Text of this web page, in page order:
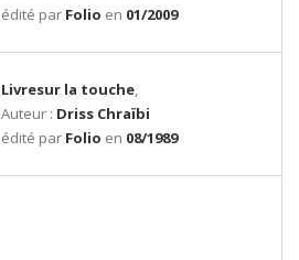
édité par Folio en 01/2009
Livresur la touche,
Auteur : Driss Chraïbi
édité par Folio en 08/1989